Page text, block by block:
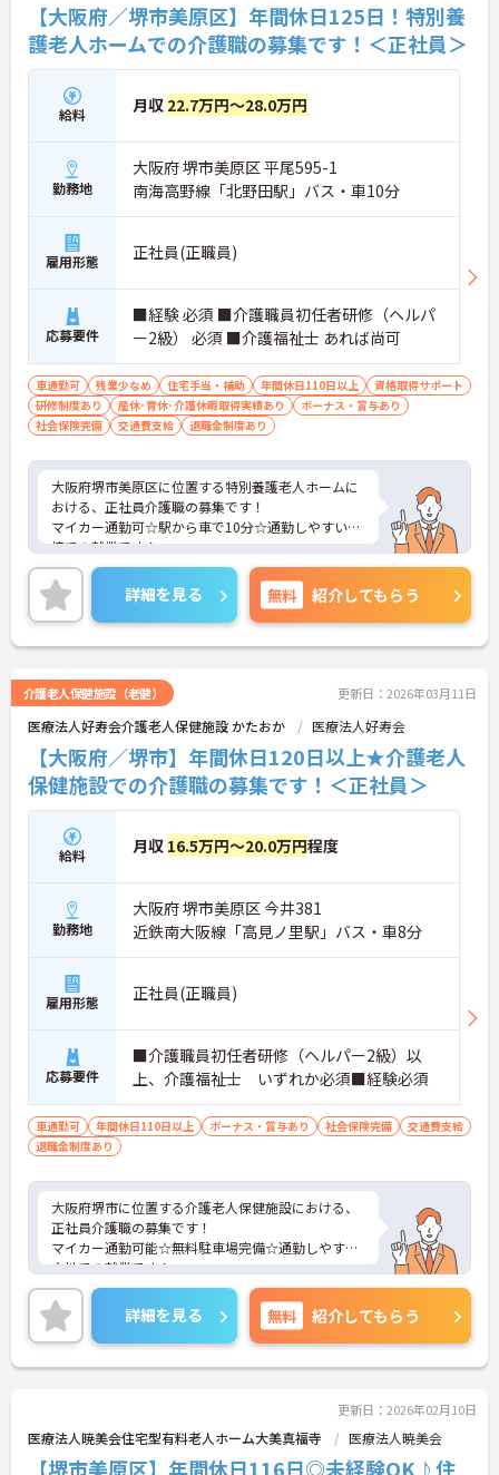
【大阪府／堺市美原区】年間休日125日！特別養
護老人ホームでの介護職の募集です！＜正社員＞
給料 月収 22.7万円～28.0万円
勤務地
大阪府 堺市美原区 平尾595-1
南海高野線「北野田駅」バス・車10分
雇用形態 正社員(正職員)
応募要件
■経験 必須 ■介護職員初任者研修（ヘルパ
ー2級） 必須 ■介護福祉士 あれば尚可
車通勤可 残業少なめ 住宅手当・補助 年間休日110日以上
資格取得サポート
研修制度あり
産休･育休･介護休暇取得実績あり
ボーナス・賞与あり
社会保険完備
交通費支給 退職金制度あり
大阪府堺市美原区に位置する特別養護老人ホームに
おける、正社員介護職の募集です！
マイカー通勤可☆駅から車で10分☆通勤しやすい環
境での就業です！
ご興味ある方には、面接対策ポイントなど、さらに
詳細をお話しいたしますのでお気軽にご相談くださ
い。
詳細を見る 無料 紹介してもらう
介護老人保健施設（老健） 更新日：2026年03月11日
医療法人好寿会介護老人保健施設 かたおか 医療法人好寿会
【大阪府／堺市】年間休日120日以上★介護老人
保健施設での介護職の募集です！＜正社員＞
給料 月収 16.5万円～20.0万円程度
勤務地
大阪府 堺市美原区 今井381
近鉄南大阪線「高見ノ里駅」バス・車8分
雇用形態 正社員(正職員)
応募要件
■介護職員初任者研修（ヘルパー2級）以
上、介護福祉士 いずれか必須■経験必須
車通勤可 年間休日110日以上 ボーナス・賞与あり 社会保険完備
交通費支給
退職金制度あり
大阪府堺市に位置する介護老人保健施設における、
正社員介護職の募集です！
マイカー通勤可能☆無料駐車場完備☆通勤しやすい
立地での就業です！
ご興味ある方には、面接対策ポイントなど、さらに
詳細をお話しいたしますのでお気軽にご相談くださ
い。
詳細を見る 無料 紹介してもらう
更新日：2026年02月10日
医療法人暁美会住宅型有料老人ホーム大美真福寺 医療法人暁美会
【堺市美原区】年間休日116日◎未経験OK♪住